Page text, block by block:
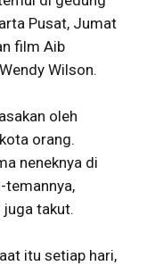
Pusat, Jumat
film Aib
Wilson.
oleh
orang.
neneknya di
temannya,
juga takut.
itu setiap hari,